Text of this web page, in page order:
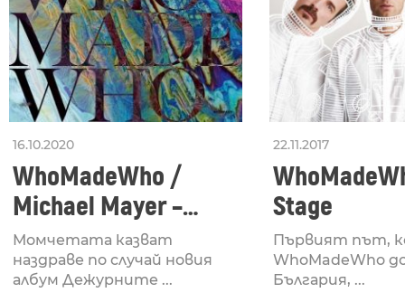
16.10.2020
WhoMadeWho /
Michael Mayer –
Hamstring
Момчетата казват
наздраве по случай новия
албум Дежурните ...
22.11.2017
Stage
Първият път,
WhoMadeWho
България, ...